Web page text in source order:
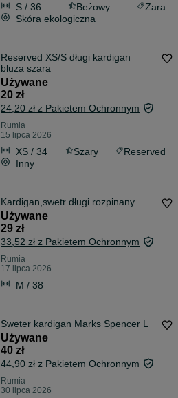
S / 36 Beżowy
Zara
Skóra ekologiczna
Reserved XS/S długi kardigan
bluza szara
Używane
20 zł
24,20 zł z Pakietem Ochronnym
Rumia
15 lipca 2026
XS / 34 Szary
Reserved
Inny
Kardigan,swetr długi rozpinany
Używane
29 zł
33,52 zł z Pakietem Ochronnym
Rumia
17 lipca 2026
M / 38
Sweter kardigan Marks Spencer L
Używane
40 zł
44,90 zł z Pakietem Ochronnym
Rumia
30 lipca 2026